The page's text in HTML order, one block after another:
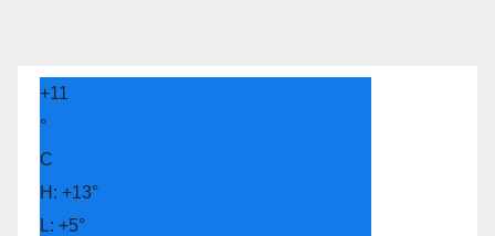
+11
°
C
H: +13°
L: +5°